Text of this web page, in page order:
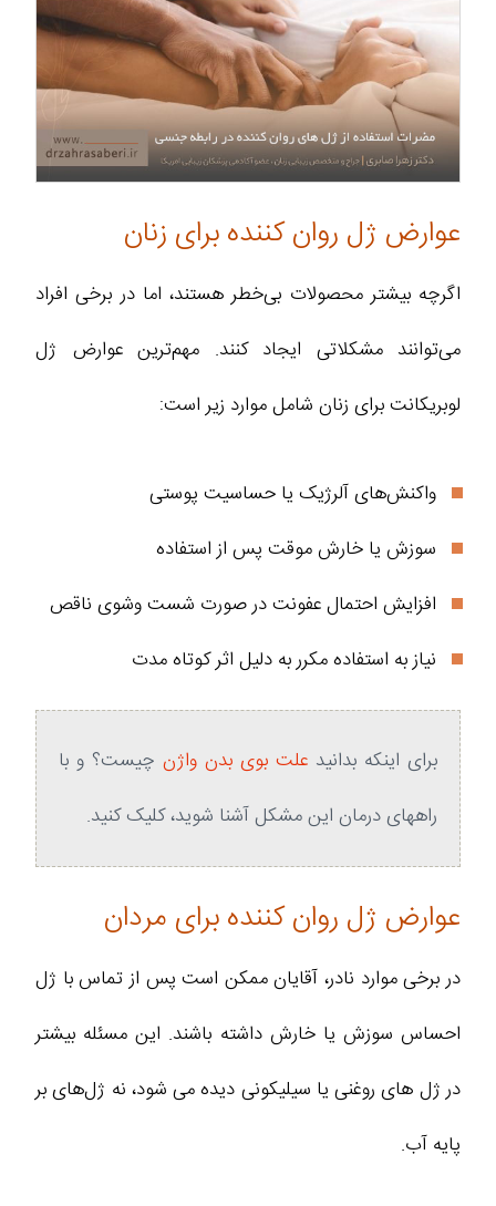
عوارض ژل روان کننده برای زنان
اگرچه بیشتر محصولات بی‌خطر هستند، اما در برخی افراد
می‌توانند مشکلاتی ایجاد کنند. مهم‌ترین عوارض ژل
لوبریکانت برای زنان شامل موارد زیر است:
واکنش‌های آلرژیک یا حساسیت پوستی
سوزش یا خارش موقت پس از استفاده
افزایش احتمال عفونت در صورت شست‌ وشوی ناقص
نیاز به استفاده مکرر به دلیل اثر کوتاه‌ مدت
برای اینکه بدانید علت بوی بدن واژن چیست؟ و با
راههای درمان این مشکل آشنا شوید، کلیک کنید.
عوارض ژل روان کننده برای مردان
در برخی موارد نادر، آقایان ممکن است پس از تماس با ژل
احساس سوزش یا خارش داشته باشند. این مسئله بیشتر
در ژل‌ های روغنی یا سیلیکونی دیده می‌ شود، نه ژل‌های بر
پایه آب.